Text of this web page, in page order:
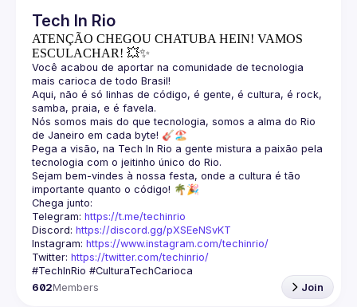
Tech In Rio
ATENÇÃO CHEGOU CHATUBA HEIN! VAMOS
ESCULACHAR! 💥✨
Você acabou de aportar na comunidade de tecnologia
Aqui, não é só linhas de código, é gente, é cultura, é rock,
Nós somos mais do que tecnologia, somos a alma do Rio
Pega a visão, na Tech In Rio a gente mistura a paixão pela
Sejam bem-vindes à nossa festa, onde a cultura é tão
Telegram: https://t.me/techinrio
Discord: https://discord.gg/pXSEeNSvKT
Instagram: https://www.instagram.com/techinrio/
Twitter: https://twitter.com/techinrio/
602Members Join